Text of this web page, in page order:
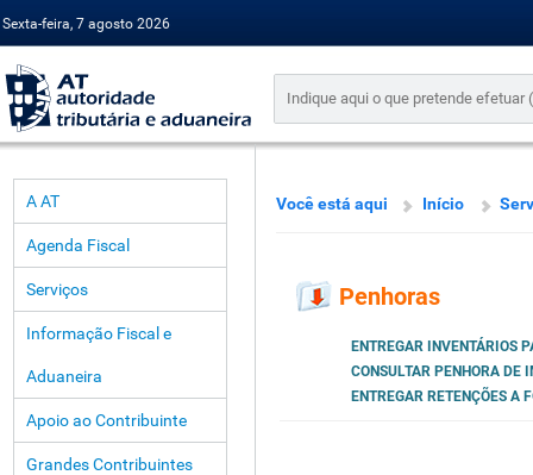
Sexta-feira, 7 agosto 2026
A AT
Agenda Fiscal
Serviços
Informação Fiscal e
Aduaneira
Apoio ao Contribuinte
Grandes Contribuintes
Você está aqui Início
Penhoras
ENTREGAR INVENTÁRIOS
CONSULTAR PENHORA DE
ENTREGAR RETENÇÕES A